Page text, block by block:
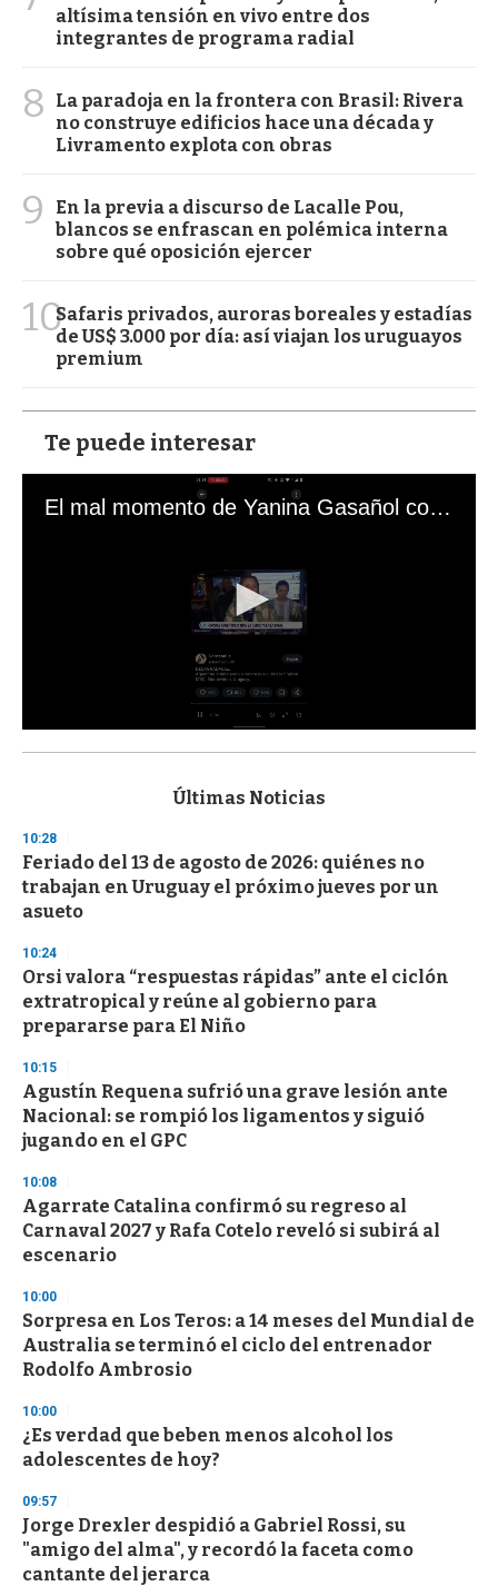
altísima tensión en vivo entre dos
integrantes de programa radial
8
La paradoja en la frontera con Brasil: Rivera
no construye edificios hace una década y
Livramento explota con obras
9
En la previa a discurso de Lacalle Pou,
blancos se enfrascan en polémica interna
sobre qué oposición ejercer
10Safaris privados, auroras boreales y estadías
de US$ 3.000 por día: así viajan los uruguayos
premium
Te puede interesar
El mal momento de Yanina Gasañol con un hincha argentino en "Subrayado"
s
d
s
o
f
3
s
e
c
o
n
d
Últimas Noticias
10:28
Feriado del 13 de agosto de 2026: quiénes no
trabajan en Uruguay el próximo jueves por un
asueto
10:24
Orsi valora “respuestas rápidas” ante el ciclón
extratropical y reúne al gobierno para
prepararse para El Niño
10:15
Agustín Requena sufrió una grave lesión ante
Nacional: se rompió los ligamentos y siguió
jugando en el GPC
10:08
Agarrate Catalina confirmó su regreso al
Carnaval 2027 y Rafa Cotelo reveló si subirá al
escenario
10:00
Sorpresa en Los Teros: a 14 meses del Mundial de
Australia se terminó el ciclo del entrenador
Rodolfo Ambrosio
10:00
¿Es verdad que beben menos alcohol los
adolescentes de hoy?
09:57
Jorge Drexler despidió a Gabriel Rossi, su
"amigo del alma", y recordó la faceta como
cantante del jerarca